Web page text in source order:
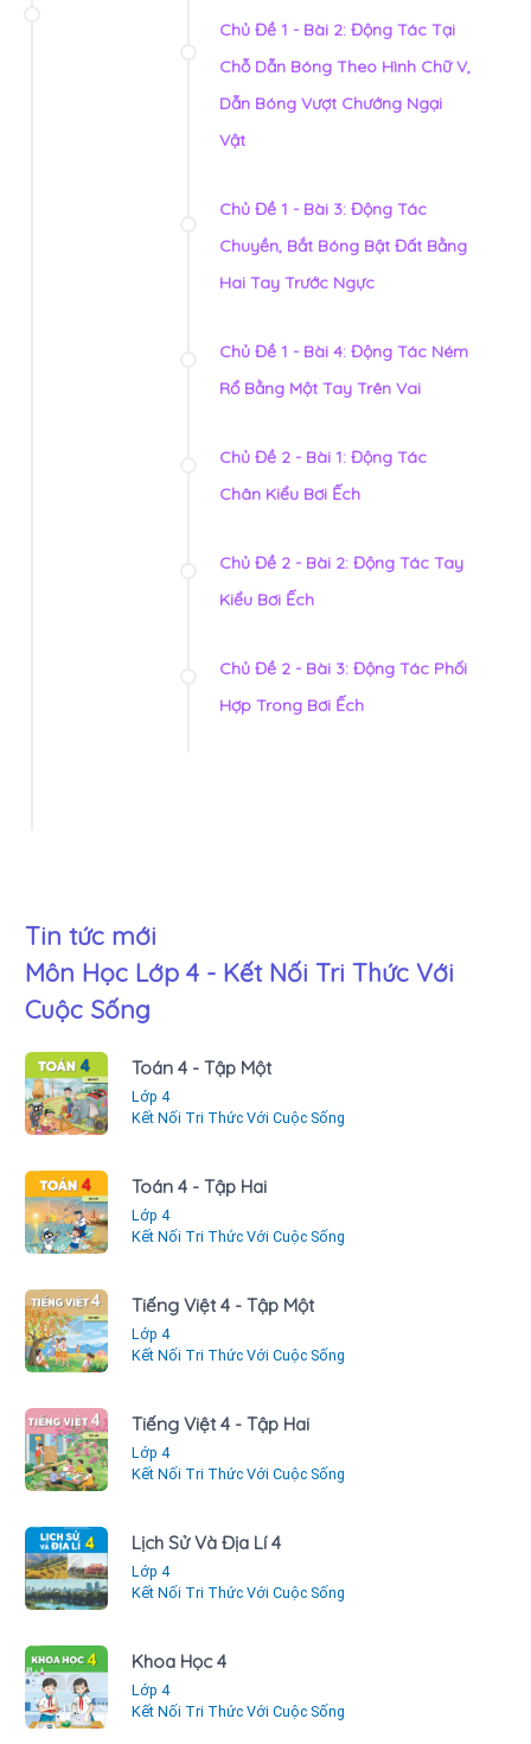
Chủ Đề 1 - Bài 2: Động Tác Tại
Chỗ Dẫn Bóng Theo Hình Chữ V,
Dẫn Bóng Vượt Chướng Ngại
Vật
Chủ Đề 1 - Bài 3: Động Tác
Chuyền, Bắt Bóng Bật Đất Bằng
Hai Tay Trước Ngực
Chủ Đề 1 - Bài 4: Động Tác Ném
Rổ Bằng Một Tay Trên Vai
Chủ Đề 2 - Bài 1: Động Tác
Chân Kiểu Bơi Ếch
Chủ Đề 2 - Bài 2: Động Tác Tay
Kiểu Bơi Ếch
Chủ Đề 2 - Bài 3: Động Tác Phối
Hợp Trong Bơi Ếch
Tin tức mới
Môn Học Lớp 4 - Kết Nối Tri Thức Với
Cuộc Sống
Toán 4 - Tập Một
Lớp 4
Kết Nối Tri Thức Với Cuộc Sống
Toán 4 - Tập Hai
Lớp 4
Kết Nối Tri Thức Với Cuộc Sống
Tiếng Việt 4 - Tập Một
Lớp 4
Kết Nối Tri Thức Với Cuộc Sống
Tiếng Việt 4 - Tập Hai
Lớp 4
Kết Nối Tri Thức Với Cuộc Sống
Lịch Sử Và Địa Lí 4
Lớp 4
Kết Nối Tri Thức Với Cuộc Sống
Khoa Học 4
Lớp 4
Kết Nối Tri Thức Với Cuộc Sống